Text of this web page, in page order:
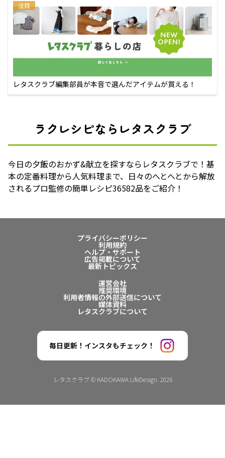
注目
レタスクラブ編集部員が本音で選んだアイテムが買える！
ラクレシピならレタスクラブ
今日の夕飯のおかず&献立を探すならレタスクラブで！基
本の定番料理から人気料理まで、日々のへとへとから解放
されるプロ監修の簡単レシピ36582品をご紹介！
プライバシーポリシー
利用規約
ヘルプ・サポート
広告掲載について
最新トピックス
運営会社
推奨環境
利用者情報の外部送信について
媒体資料
レタスクラブについて
毎日更新！インスタもチェック！
レタスクラブ © KADOKAWA LifeDesign. 2026